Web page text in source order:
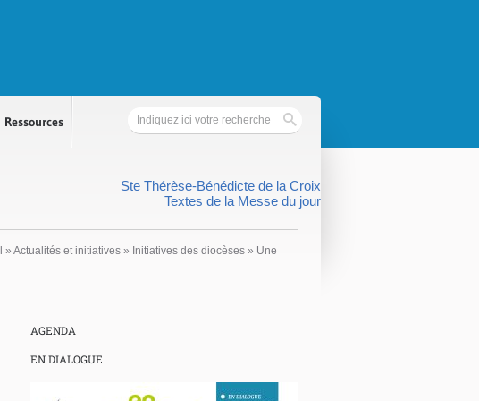
Ressources
Ste Thérèse-Bénédicte de la Croix
Textes de la Messe du jour
» Actualités et initiatives » Initiatives des diocèses » Une
AGENDA
EN DIALOGUE